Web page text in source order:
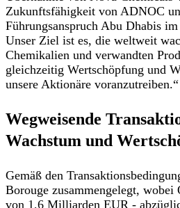
Zukunftsfähigkeit von ADNOC
Führungsanspruch Abu Dhabis
Unser Ziel ist es, die weltweit
Chemikalien und verwandten
gleichzeitig Wertschöpfung und
unsere Aktionäre voranzutreiben.“
Wegweisende
Wachstum und
Gemäß den
Borouge zusammengelegt,
von 1,6 Milliarden EUR -